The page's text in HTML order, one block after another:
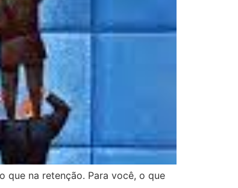
que na retenção. Para você, o que